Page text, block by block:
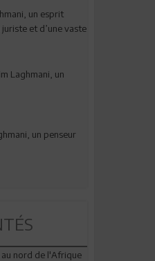
un esprit
et d’une vaste
Laghmani, un
un penseur
au nord de l'Afrique